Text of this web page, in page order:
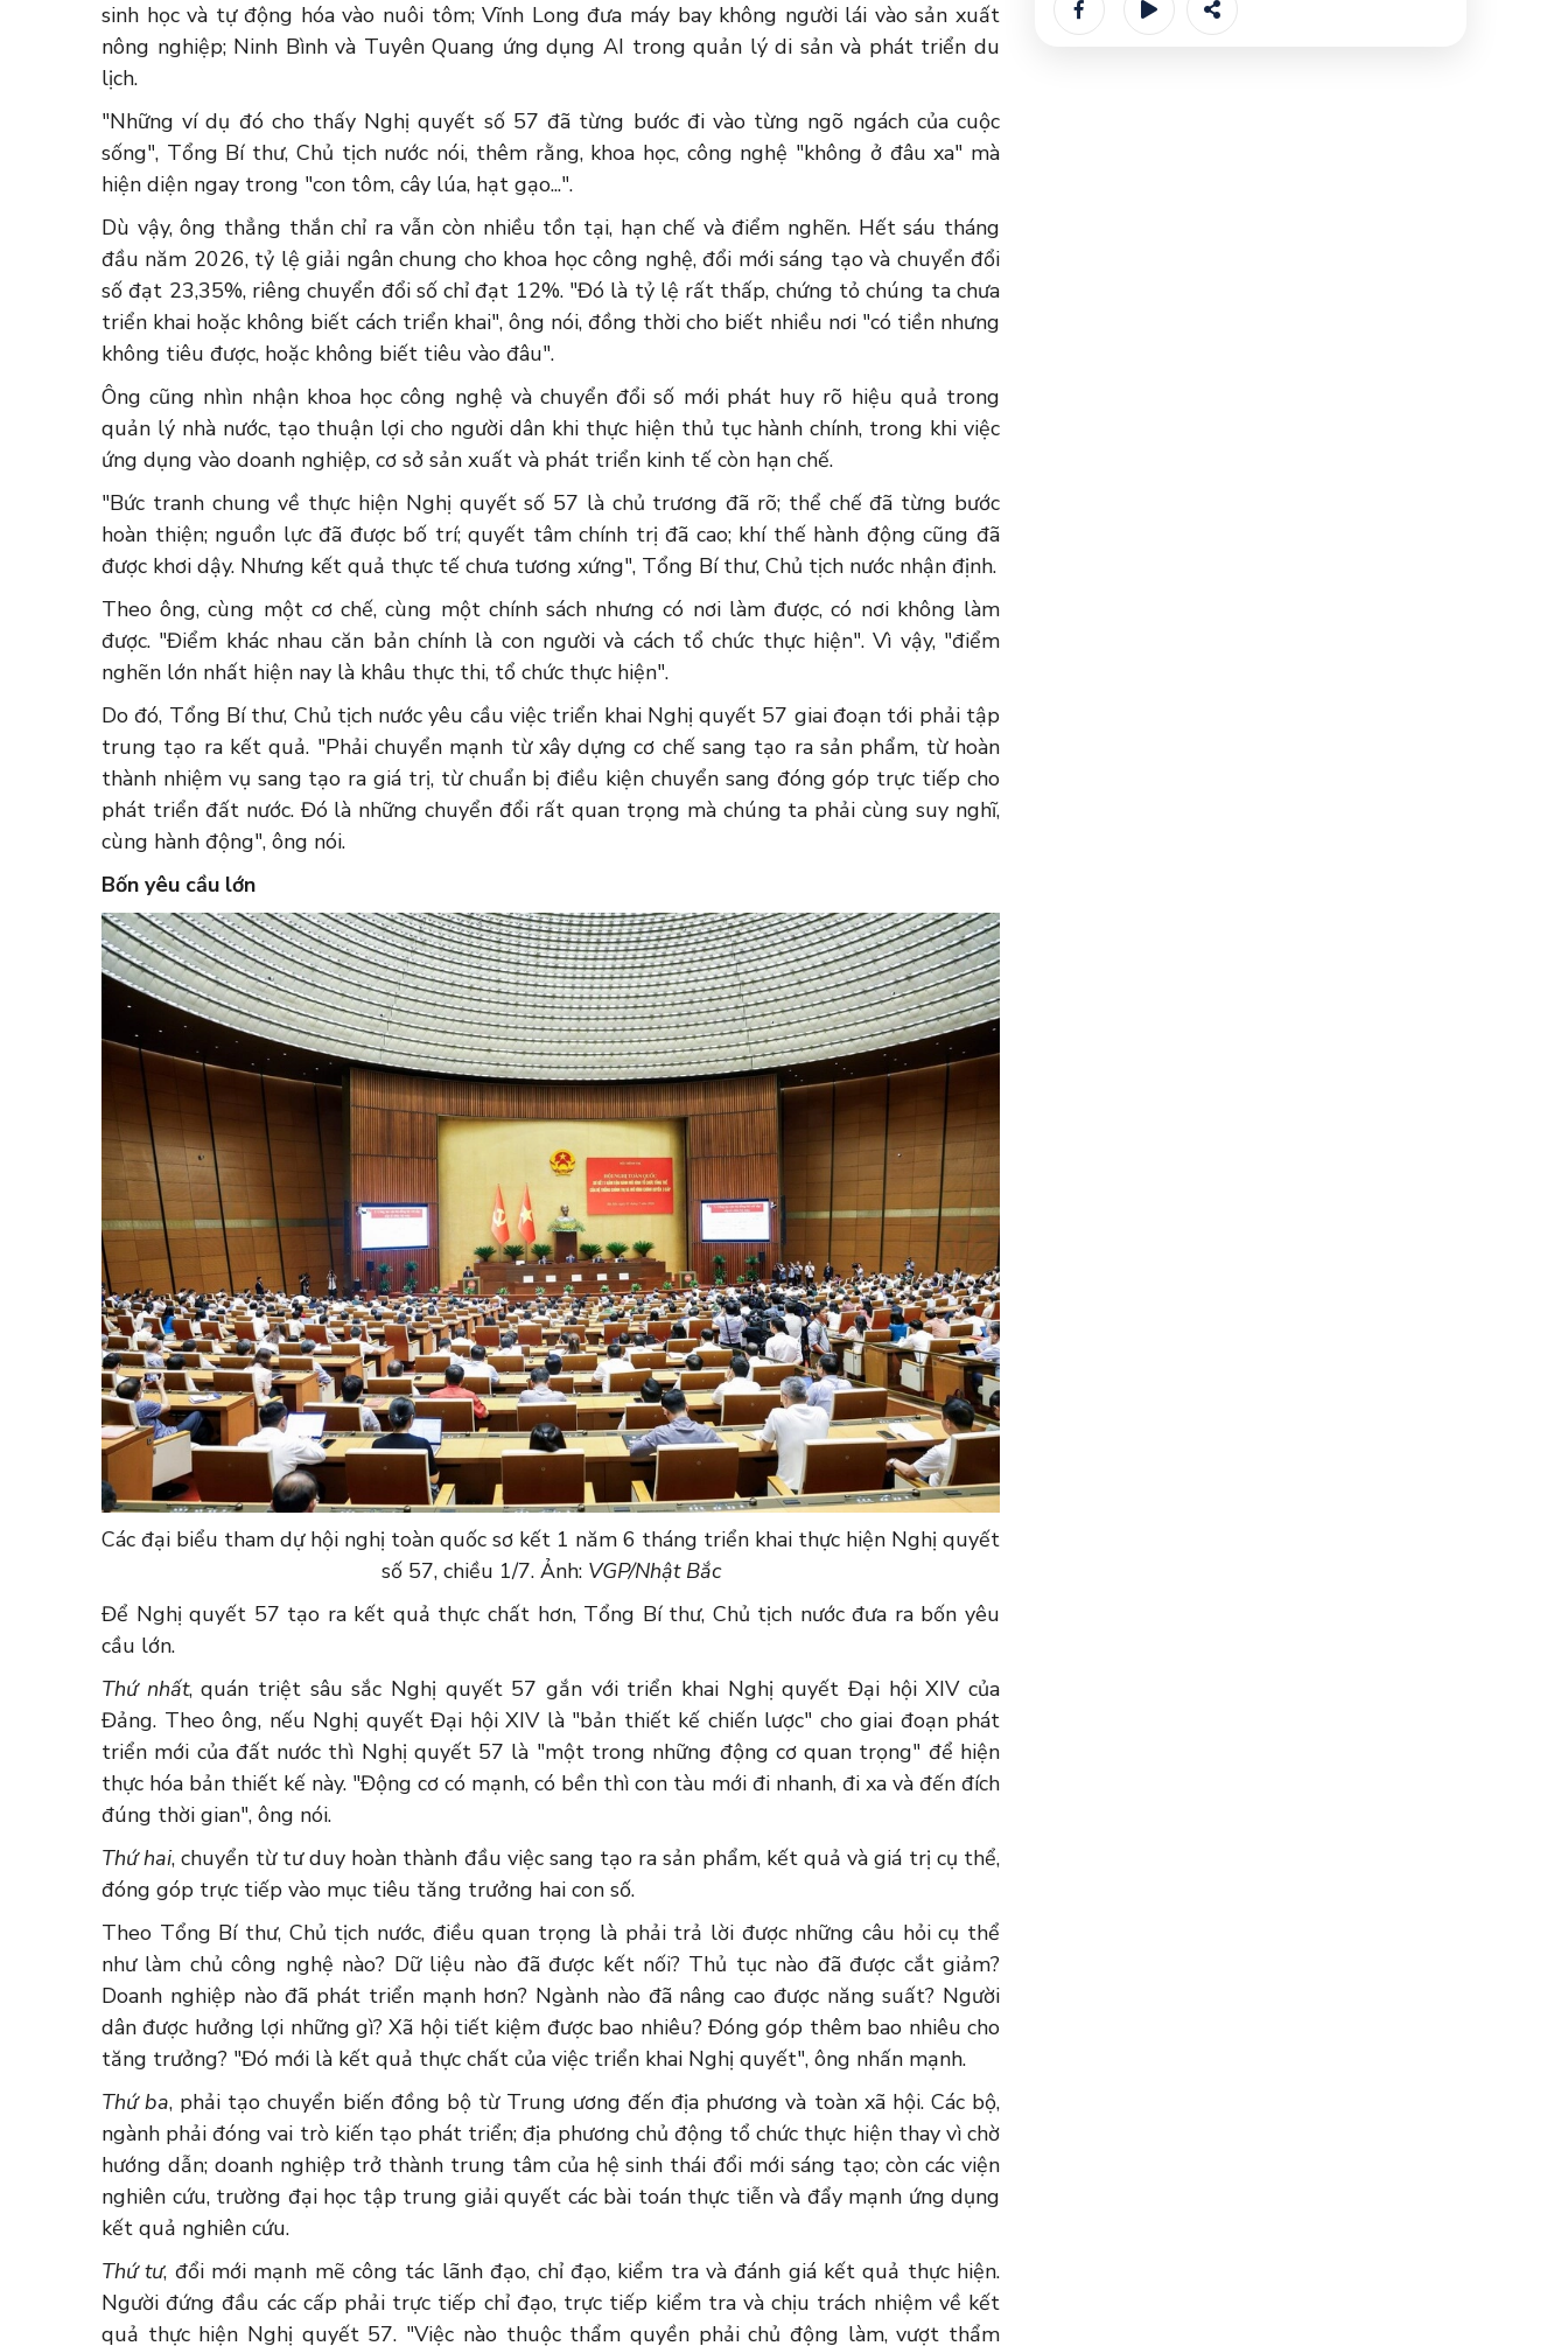
sinh học và tự động hóa vào nuôi tôm; Vĩnh Long đưa máy bay không người lái vào sản xuất
nông nghiệp; Ninh Bình và Tuyên Quang ứng dụng AI trong quản lý di sản và phát triển du
lịch.
"Những ví dụ đó cho thấy Nghị quyết số 57 đã từng bước đi vào từng ngõ ngách của cuộc
sống", Tổng Bí thư, Chủ tịch nước nói, thêm rằng, khoa học, công nghệ "không ở đâu xa" mà
hiện diện ngay trong "con tôm, cây lúa, hạt gạo...".
Dù vậy, ông thẳng thắn chỉ ra vẫn còn nhiều tồn tại, hạn chế và điểm nghẽn. Hết sáu tháng
đầu năm 2026, tỷ lệ giải ngân chung cho khoa học công nghệ, đổi mới sáng tạo và chuyển đổi
số đạt 23,35%, riêng chuyển đổi số chỉ đạt 12%. "Đó là tỷ lệ rất thấp, chứng tỏ chúng ta chưa
triển khai hoặc không biết cách triển khai", ông nói, đồng thời cho biết nhiều nơi "có tiền nhưng
không tiêu được, hoặc không biết tiêu vào đâu".
Ông cũng nhìn nhận khoa học công nghệ và chuyển đổi số mới phát huy rõ hiệu quả trong
quản lý nhà nước, tạo thuận lợi cho người dân khi thực hiện thủ tục hành chính, trong khi việc
ứng dụng vào doanh nghiệp, cơ sở sản xuất và phát triển kinh tế còn hạn chế.
"Bức tranh chung về thực hiện Nghị quyết số 57 là chủ trương đã rõ; thể chế đã từng bước
hoàn thiện; nguồn lực đã được bố trí; quyết tâm chính trị đã cao; khí thế hành động cũng đã
được khơi dậy. Nhưng kết quả thực tế chưa tương xứng", Tổng Bí thư, Chủ tịch nước nhận định.
Theo ông, cùng một cơ chế, cùng một chính sách nhưng có nơi làm được, có nơi không làm
được. "Điểm khác nhau căn bản chính là con người và cách tổ chức thực hiện". Vì vậy, "điểm
nghẽn lớn nhất hiện nay là khâu thực thi, tổ chức thực hiện".
Do đó, Tổng Bí thư, Chủ tịch nước yêu cầu việc triển khai Nghị quyết 57 giai đoạn tới phải tập
trung tạo ra kết quả. "Phải chuyển mạnh từ xây dựng cơ chế sang tạo ra sản phẩm, từ hoàn
thành nhiệm vụ sang tạo ra giá trị, từ chuẩn bị điều kiện chuyển sang đóng góp trực tiếp cho
phát triển đất nước. Đó là những chuyển đổi rất quan trọng mà chúng ta phải cùng suy nghĩ,
cùng hành động", ông nói.
Bốn yêu cầu lớn
Các đại biểu tham dự hội nghị toàn quốc sơ kết 1 năm 6 tháng triển khai thực hiện Nghị quyết
số 57, chiều 1/7. Ảnh: VGP/Nhật Bắc
Để Nghị quyết 57 tạo ra kết quả thực chất hơn, Tổng Bí thư, Chủ tịch nước đưa ra bốn yêu
cầu lớn.
Thứ nhất, quán triệt sâu sắc Nghị quyết 57 gắn với triển khai Nghị quyết Đại hội XIV của
Đảng. Theo ông, nếu Nghị quyết Đại hội XIV là "bản thiết kế chiến lược" cho giai đoạn phát
triển mới của đất nước thì Nghị quyết 57 là "một trong những động cơ quan trọng" để hiện
thực hóa bản thiết kế này. "Động cơ có mạnh, có bền thì con tàu mới đi nhanh, đi xa và đến đích
đúng thời gian", ông nói.
Thứ hai, chuyển từ tư duy hoàn thành đầu việc sang tạo ra sản phẩm, kết quả và giá trị cụ thể,
đóng góp trực tiếp vào mục tiêu tăng trưởng hai con số.
Theo Tổng Bí thư, Chủ tịch nước, điều quan trọng là phải trả lời được những câu hỏi cụ thể
như làm chủ công nghệ nào? Dữ liệu nào đã được kết nối? Thủ tục nào đã được cắt giảm?
Doanh nghiệp nào đã phát triển mạnh hơn? Ngành nào đã nâng cao được năng suất? Người
dân được hưởng lợi những gì? Xã hội tiết kiệm được bao nhiêu? Đóng góp thêm bao nhiêu cho
tăng trưởng? "Đó mới là kết quả thực chất của việc triển khai Nghị quyết", ông nhấn mạnh.
Thứ ba, phải tạo chuyển biến đồng bộ từ Trung ương đến địa phương và toàn xã hội. Các bộ,
ngành phải đóng vai trò kiến tạo phát triển; địa phương chủ động tổ chức thực hiện thay vì chờ
hướng dẫn; doanh nghiệp trở thành trung tâm của hệ sinh thái đổi mới sáng tạo; còn các viện
nghiên cứu, trường đại học tập trung giải quyết các bài toán thực tiễn và đẩy mạnh ứng dụng
kết quả nghiên cứu.
Thứ tư, đổi mới mạnh mẽ công tác lãnh đạo, chỉ đạo, kiểm tra và đánh giá kết quả thực hiện.
Người đứng đầu các cấp phải trực tiếp chỉ đạo, trực tiếp kiểm tra và chịu trách nhiệm về kết
quả thực hiện Nghị quyết 57. "Việc nào thuộc thẩm quyền phải chủ động làm, vượt thẩm